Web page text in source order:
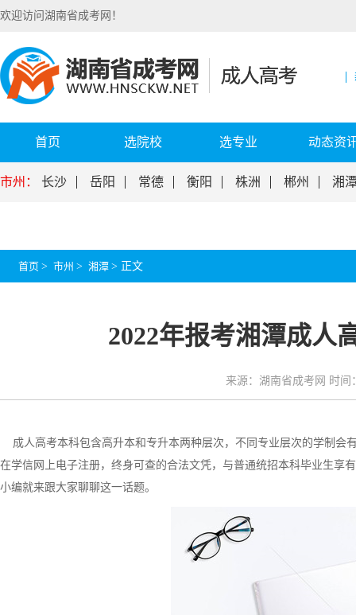
欢迎访问湖南省成考网！
首页 选院校 选专业 动态资
市州： 长沙 岳阳 常德 衡阳 株洲 郴州 湘
首页 > 市州 > 湘潭 > 正文
2022年报考湘潭成人
来源：湖南省成考网 时间
成人高考本科包含高升本和专升本两种层次，不同专业层次的学制会
在学信网上电子注册，终身可查的合法文凭，与普通统招本科毕业生享
小编就来跟大家聊聊这一话题。